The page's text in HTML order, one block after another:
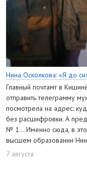
Нина Осколкова: «Я до
Главный почтамт в
отправить телеграмму
посмотрела на адрес:
без расшифровки. А
№ 1… Именно сюда, в это
высшем образовании
7 августа